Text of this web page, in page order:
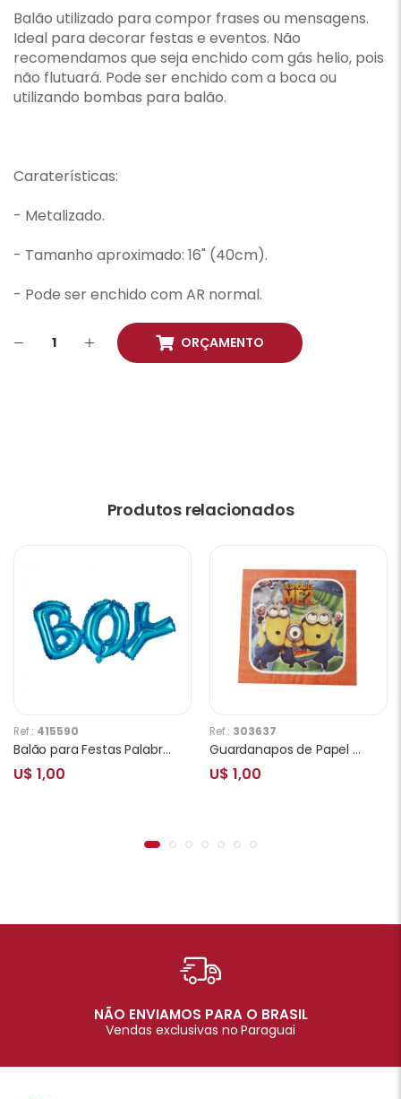
Balão utilizado para compor frases ou mensagens.
Ideal para decorar festas e eventos. Não
recomendamos que seja enchido com gás helio, pois
não flutuará. Pode ser enchido com a boca ou
utilizando bombas para balão.
Caraterísticas:
- Metalizado.
- Tamanho aproximado: 16" (40cm).
- Pode ser enchido com AR normal.
ORÇAMENTO
Produtos relacionados
Ref.: 415590
Balão para Festas Palabra Boy YSBL-Y453 Azul
U$ 1,00
Ref.: 303637
Guardanapos de Papel Minions 10 Unidades
U$ 1,00
NÃO ENVIAMOS PARA O BRASIL
Vendas exclusivas no Paraguai